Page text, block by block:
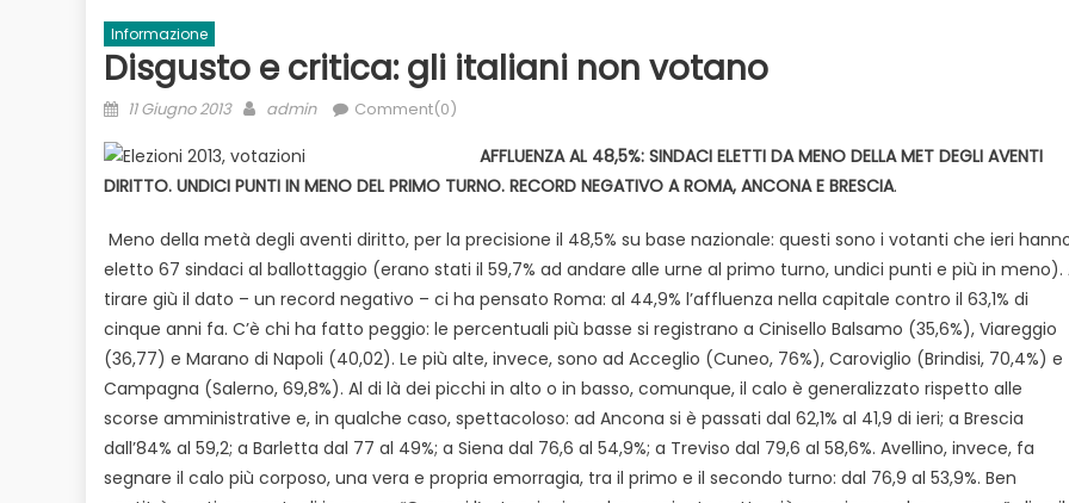
Informazione
Disgusto e critica: gli italiani non votano
Posted
11 Giugno 2013 Author
admin Comment(0)
AFFLUENZA AL 48,5%: SINDACI ELETTI DA MENO DELLA MET DEGLI AVENTI
DIRITTO. UNDICI PUNTI IN MENO DEL PRIMO TURNO. RECORD NEGATIVO A ROMA, ANCONA E BRESCIA.
Meno della metà degli aventi diritto, per la precisione il 48,5% su base nazionale: questi sono i votanti che ieri
eletto 67 sindaci al ballottaggio (erano stati il 59,7% ad andare alle urne al primo turno, undici punti e più in meno).
tirare giù il dato – un record negativo – ci ha pensato Roma: al 44,9% l’affluenza nella capitale contro il 63,1% di
cinque anni fa. C’è chi ha fatto peggio: le percentuali più basse si registrano a Cinisello Balsamo (35,6%), Viareggio
(36,77) e Marano di Napoli (40,02). Le più alte, invece, sono ad Acceglio (Cuneo, 76%), Caroviglio (Brindisi, 70,4%) e
Campagna (Salerno, 69,8%). Al di là dei picchi in alto o in basso, comunque, il calo è generalizzato rispetto alle
scorse amministrative e, in qualche caso, spettacoloso: ad Ancona si è passati dal 62,1% al 41,9 di ieri; a Brescia
dall’84% al 59,2; a Barletta dal 77 al 49%; a Siena dal 76,6 al 54,9%; a Treviso dal 79,6 al 58,6%. Avellino, invece, fa
segnare il calo più corposo, una vera e propria emorragia, tra il primo e il secondo turno: dal 76,9 al 53,9%. Ben
Bilancio in consiglio con un occhio
alle urne
Ecologia Evidenza Informazione
Duro attacco al biologico italiano
dai Paesi del Nord. Il settore è a
rischio
Acque sempre agitate tra i
democratici di Caposele